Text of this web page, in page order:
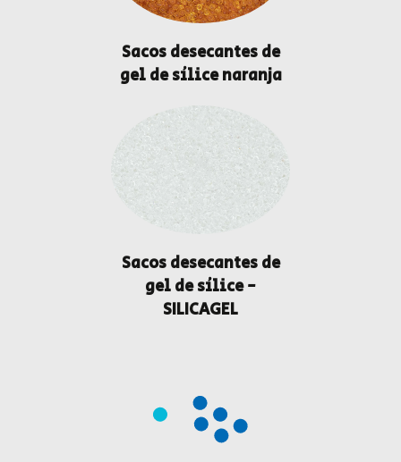
Sacos desecantes de
gel de sílice naranja
Sacos desecantes de
gel de sílice -
SILICAGEL